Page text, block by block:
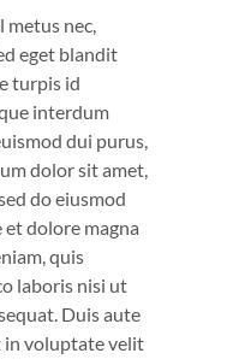
metus nec,
eget blandit
turpis id
interdum
dui purus,
dolor sit amet,
do eiusmod
dolore magna
quis
laboris nisi ut
Duis aute
in voluptate velit